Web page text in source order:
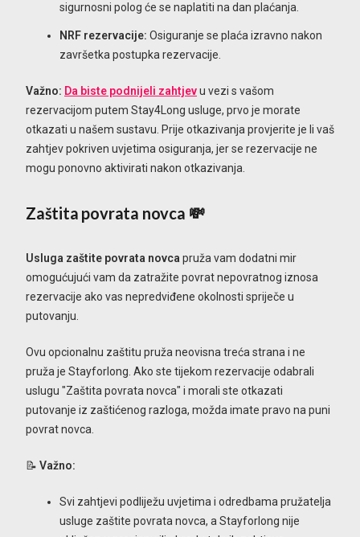
sigurnosni polog će se naplatiti na dan plaćanja.
NRF rezervacije: Osiguranje se plaća izravno nakon
završetka postupka rezervacije.
Važno: Da biste podnijeli zahtjevu vezi s vašom
rezervacijom putem Stay4Long usluge, prvo je morate
otkazati u našem sustavu. Prije otkazivanja provjerite je li vaš
zahtjev pokriven uvjetima osiguranja, jer se rezervacije ne
mogu ponovno aktivirati nakon otkazivanja.
Zaštita povrata novca 💸
Usluga zaštite povrata novca pruža vam dodatni mir
omogućujući vam da zatražite povrat nepovratnog iznosa
rezervacije ako vas nepredviđene okolnosti spriječe u
putovanju.
Ovu opcionalnu zaštitu pruža neovisna treća strana i ne
pruža je Stayforlong. Ako ste tijekom rezervacije odabrali
uslugu "Zaštita povrata novca" i morali ste otkazati
putovanje iz zaštićenog razloga, možda imate pravo na puni
povrat novca.
📝 Važno:
Svi zahtjevi podliježu uvjetima i odredbama pružatelja
usluge zaštite povrata novca, a Stayforlong nije